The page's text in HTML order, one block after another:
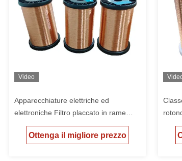
Video
Apparecchiature elettriche ed
elettroniche Filtro placcato in rame
smaltato con conduttore di rame privo
di ossigeno proveniente da forniture
Ottenga il migliore prezzo